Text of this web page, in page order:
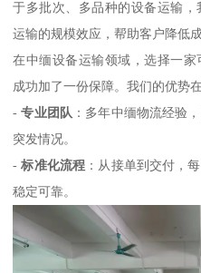
于多批次、多品种的设备运输
运输的规模效应，帮助客户降低成
在中缅设备运输领域，选择一
成功加了一份保障。我们的优势在
-专业团队 ：多年中缅物流经验
突发情况。
-标准化流程 ：从接单到交付，
稳定可靠。